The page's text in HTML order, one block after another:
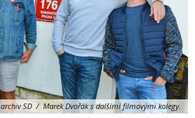
archiv SD / Marek Dvořák s dalšími filmovými kolegy.